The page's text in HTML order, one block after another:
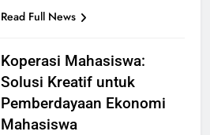
Read Full News
Koperasi Mahasiswa:
Solusi Kreatif untuk
Pemberdayaan Ekonomi
Mahasiswa